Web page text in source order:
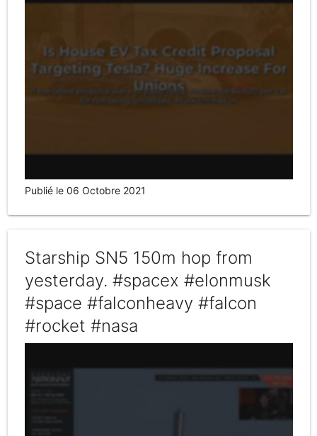
Publié le 06 Octobre 2021
Starship SN5 150m hop from
yesterday. #spacex #elonmusk
#space #falconheavy #falcon
#rocket #nasa